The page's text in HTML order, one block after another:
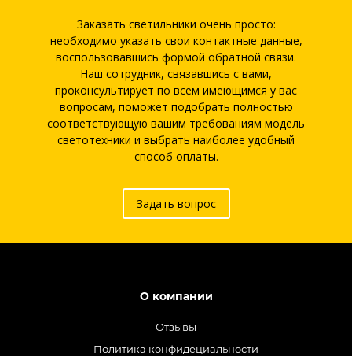
Заказать светильники очень просто:
необходимо указать свои контактные данные,
воспользовавшись формой обратной связи.
Наш сотрудник, связавшись с вами,
проконсультирует по всем имеющимся у вас
вопросам, поможет подобрать полностью
соответствующую вашим требованиям модель
светотехники и выбрать наиболее удобный
способ оплаты.
Задать вопрос
О компании
Отзывы
Политика конфидециальности